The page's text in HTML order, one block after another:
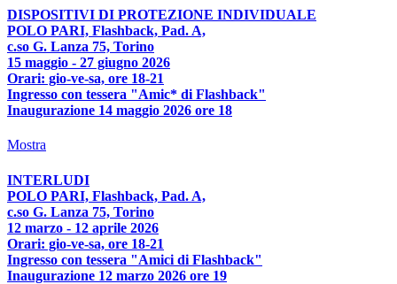
DISPOSITIVI DI PROTEZIONE INDIVIDUALE
POLO PARI, Flashback, Pad. A,
c.so G. Lanza 75, Torino
15 maggio - 27 giugno 2026
Orari: gio-ve-sa, ore 18-21
Ingresso con tessera "Amic* di Flashback"
Inaugurazione 14 maggio 2026 ore 18
Mostra
INTERLUDI
POLO PARI, Flashback, Pad. A,
c.so G. Lanza 75, Torino
12 marzo - 12 aprile 2026
Orari: gio-ve-sa, ore 18-21
Ingresso con tessera "Amici di Flashback"
Inaugurazione 12 marzo 2026 ore 19